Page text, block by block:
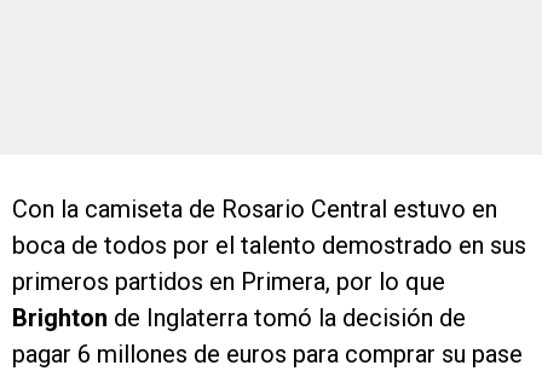
Con la camiseta de Rosario Central estuvo en
boca de todos por el talento demostrado en sus
primeros partidos en Primera, por lo que
Brighton de Inglaterra tomó la decisión de
pagar 6 millones de euros para comprar su pase